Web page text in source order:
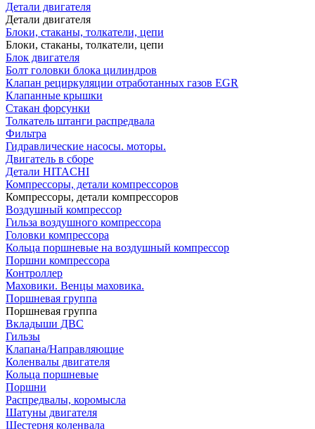
Детали двигателя
Детали двигателя
Блоки, стаканы, толкатели, цепи
Блоки, стаканы, толкатели, цепи
Блок двигателя
Болт головки блока цилиндров
Клапан рециркуляции отработанных газов EGR
Клапанные крышки
Стакан форсунки
Толкатель штанги распредвала
Фильтра
Гидравлические насосы. моторы.
Двигатель в сборе
Детали HITACHI
Компрессоры, детали компрессоров
Компрессоры, детали компрессоров
Воздушный компрессор
Гильза воздушного компрессора
Головки компрессора
Кольца поршневые на воздушный компрессор
Поршни компрессора
Контроллер
Маховики. Венцы маховика.
Поршневая группа
Поршневая группа
Вкладыши ДВС
Гильзы
Клапана/Направляющие
Коленвалы двигателя
Кольца поршневые
Поршни
Распредвалы, коромысла
Шатуны двигателя
Шестерня коленвала